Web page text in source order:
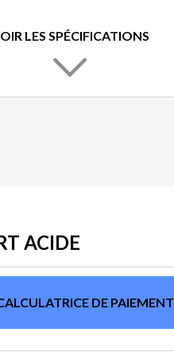
LES SPÉCIFICATIONS
ACIDE
DE PAIEMENT